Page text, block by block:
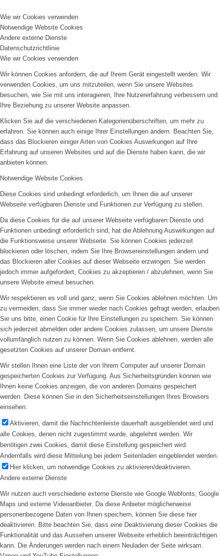
Wie wir Cookies verwenden
Notwendige Website Cookies
Andere externe Dienste
Datenschutzrichtlinie
Wie wir Cookies verwenden
Wir können Cookies anfordern, die auf Ihrem Gerät eingestellt werden. Wir
verwenden Cookies, um uns mitzuteilen, wenn Sie unsere Websites
besuchen, wie Sie mit uns interagieren, Ihre Nutzererfahrung verbessern und
Ihre Beziehung zu unserer Website anpassen.
Klicken Sie auf die verschiedenen Kategorienüberschriften, um mehr zu
erfahren. Sie können auch einige Ihrer Einstellungen ändern. Beachten Sie,
dass das Blockieren einiger Arten von Cookies Auswirkungen auf Ihre
Erfahrung auf unseren Websites und auf die Dienste haben kann, die wir
anbieten können.
Notwendige Website Cookies
Diese Cookies sind unbedingt erforderlich, um Ihnen die auf unserer
Webseite verfügbaren Dienste und Funktionen zur Verfügung zu stellen.
Da diese Cookies für die auf unserer Webseite verfügbaren Dienste und
Funktionen unbedingt erforderlich sind, hat die Ablehnung Auswirkungen auf
die Funktionsweise unserer Webseite. Sie können Cookies jederzeit
blockieren oder löschen, indem Sie Ihre Browsereinstellungen ändern und
das Blockieren aller Cookies auf dieser Webseite erzwingen. Sie werden
jedoch immer aufgefordert, Cookies zu akzeptieren / abzulehnen, wenn Sie
unsere Website erneut besuchen.
Wir respektieren es voll und ganz, wenn Sie Cookies ablehnen möchten. Um
zu vermeiden, dass Sie immer wieder nach Cookies gefragt werden, erlauben
Sie uns bitte, einen Cookie für Ihre Einstellungen zu speichern. Sie können
sich jederzeit abmelden oder andere Cookies zulassen, um unsere Dienste
vollumfänglich nutzen zu können. Wenn Sie Cookies ablehnen, werden alle
gesetzten Cookies auf unserer Domain entfernt.
Wir stellen Ihnen eine Liste der von Ihrem Computer auf unserer Domain
gespeicherten Cookies zur Verfügung. Aus Sicherheitsgründen können wie
Ihnen keine Cookies anzeigen, die von anderen Domains gespeichert
werden. Diese können Sie in den Sicherheitseinstellungen Ihres Browsers
einsehen.
Aktivieren, damit die Nachrichtenleiste dauerhaft ausgeblendet wird und
alle Cookies, denen nicht zugestimmt wurde, abgelehnt werden. Wir
benötigen zwei Cookies, damit diese Einstellung gespeichert wird.
Andernfalls wird diese Mitteilung bei jedem Seitenladen eingeblendet werden.
Hier klicken, um notwendige Cookies zu aktivieren/deaktivieren.
Andere externe Dienste
Wir nutzen auch verschiedene externe Dienste wie Google Webfonts, Google
Maps und externe Videoanbieter. Da diese Anbieter möglicherweise
personenbezogene Daten von Ihnen speichern, können Sie diese hier
deaktivieren. Bitte beachten Sie, dass eine Deaktivierung dieser Cookies die
Funktionalität und das Aussehen unserer Webseite erheblich beeinträchtigen
kann. Die Änderungen werden nach einem Neuladen der Seite wirksam.